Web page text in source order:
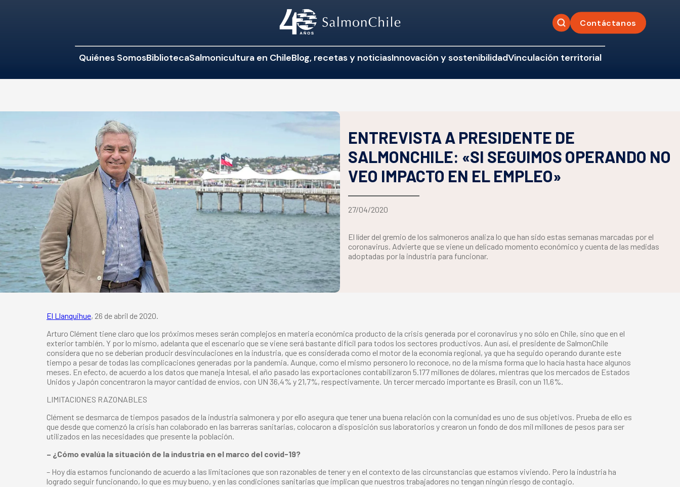
Contáctanos
Quiénes SomosBibliotecaSalmonicultura en ChileBlog, recetas y noticiasInnovación y sostenibilidadVinculación territorial
ENTREVISTA A PRESIDENTE DE
SALMONCHILE: «SI SEGUIMOS OPERANDO NO
VEO IMPACTO EN EL EMPLEO»
27/04/2020
El líder del gremio de los salmoneros analiza lo que han sido estas semanas marcadas por el
coronavirus. Advierte que se viene un delicado momento económico y cuenta de las medidas
adoptadas por la industria para funcionar.
El Llanquihue, 26 de abril de 2020.
Arturo Clément tiene claro que los próximos meses serán complejos en materia económica producto de la crisis generada por el coronavirus y no sólo en Chile, sino que en el
exterior también. Y por lo mismo, adelanta que el escenario que se viene será bastante difícil para todos los sectores productivos. Aun así, el presidente de SalmonChile
considera que no se deberían producir desvinculaciones en la industria, que es considerada como el motor de la economía regional, ya que ha seguido operando durante este
tiempo a pesar de todas las complicaciones generadas por la pandemia. Aunque, como el mismo personero lo reconoce, no de la misma forma que lo hacía hasta hace algunos
meses. En efecto, de acuerdo a los datos que maneja Intesal, el año pasado las exportaciones contabilizaron 5.177 millones de dólares, mientras que los mercados de Estados
Unidos y Japón concentraron la mayor cantidad de envíos, con UN 36,4% y 21,7%, respectivamente. Un tercer mercado importante es Brasil, con un 11,6%.
LIMITACIONES RAZONABLES
Clément se desmarca de tiempos pasados de la industria salmonera y por ello asegura que tener una buena relación con la comunidad es uno de sus objetivos. Prueba de ello es
que desde que comenzó la crisis han colaborado en las barreras sanitarias, colocaron a disposición sus laboratorios y crearon un fondo de dos mil millones de pesos para ser
utilizados en las necesidades que presente la población.
– ¿Cómo evalúa la situación de la industria en el marco del covid-19?
– Hoy día estamos funcionando de acuerdo a las limitaciones que son razonables de tener y en el contexto de las circunstancias que estamos viviendo. Pero la industria ha
logrado seguir funcionando, lo que es muy bueno, y en las condiciones sanitarias que implican que nuestros trabajadores no tengan ningún riesgo de contagio.